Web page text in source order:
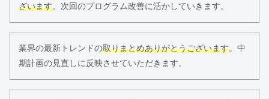
ざいます。次回のプログラム改善に活かしていきます。
業界の最新トレンドの取りまとめありがとうございます。中
期計画の見直しに反映させていただきます。